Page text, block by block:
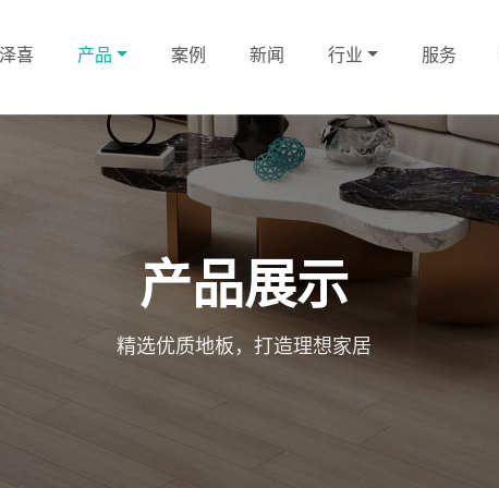
泽喜 产品 案例 新闻 行业 服务
产品展示
精选优质地板，打造理想家居